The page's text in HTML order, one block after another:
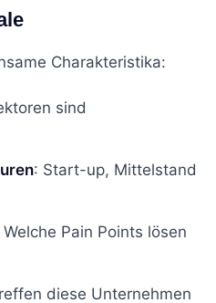
Charakteristika:
sind
: Start-up, Mittelstand
Welche Pain Points lösen
diese Unternehmen